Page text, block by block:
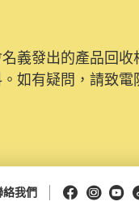
義發出的產品回收
如有疑問，請致電
絡我們